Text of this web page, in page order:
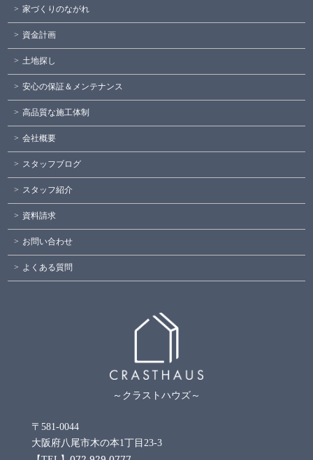
家づくりのながれ
資金計画
土地探し
安心の保証＆メンテナンス
高品質な施工体制
会社概要
スタッフブログ
スタッフ紹介
資料請求
お問い合わせ
よくある質問
～クラストハウズ～
〒581-0044
大阪府八尾市木の本1丁目23-3